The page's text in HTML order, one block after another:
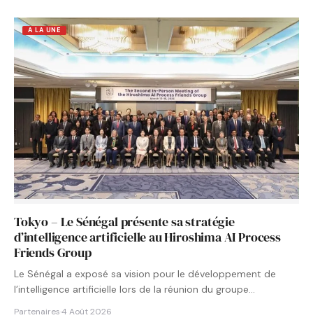
A LA UNE
Tokyo – Le Sénégal présente sa stratégie
d’intelligence artificielle au Hiroshima AI Process
Friends Group
Le Sénégal a exposé sa vision pour le développement de
l’intelligence artificielle lors de la réunion du groupe…
Partenaires·4 Août 2026